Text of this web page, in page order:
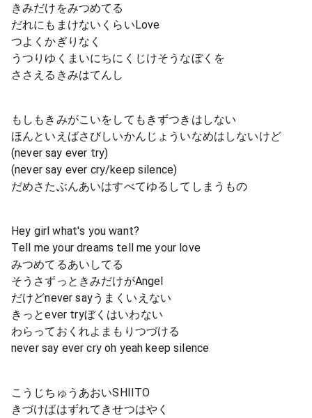
きみだけをみつめてる
だれにもまけないくらいLove
つよくかぎりなく
うつりゆくまいにちにくじけそうなぼくを
ささえるきみはてんし
もしもきみがこいをしてもきずつきはしない
ほんといえばさびしいかんじょういなめはしないけど
(never say ever try)
(never say ever cry/keep silence)
だめさたぶんあいはすべてゆるしてしまうもの
Hey girl what's you want?
Tell me your dreams tell me your love
みつめてるあいしてる
そうさずっときみだけがAngel
だけどnever sayうまくいえない
きっとever tryぼくはいわない
わらっておくれよまもりつづける
never say ever cry oh yeah keep silence
こうじちゅうあおいSHIITO
きづけばはずれてきせつはやく